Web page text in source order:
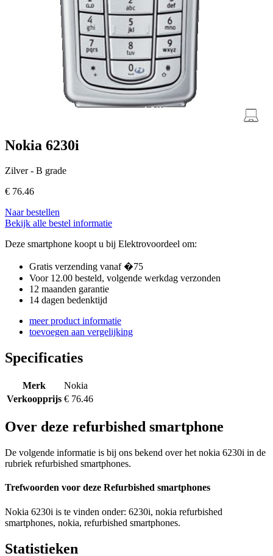
Nokia 6230i
Zilver - B grade
€ 76.46
Naar bestellen
Bekijk alle bestel informatie
Deze smartphone koopt u bij Elektrovoordeel om:
Gratis verzending vanaf �75
Voor 12.00 besteld, volgende werkdag verzonden
12 maanden garantie
14 dagen bedenktijd
meer product informatie
toevoegen aan vergelijking
Specificaties
Merk
Nokia
Verkoopprijs € 76.46
Over deze refurbished smartphone
De volgende informatie is bij ons bekend over het nokia 6230i in de
rubriek refurbished smartphones.
Trefwoorden voor deze Refurbished smartphones
Nokia 6230i is te vinden onder: 6230i, nokia refurbished
smartphones, nokia, refurbished smartphones.
Statistieken